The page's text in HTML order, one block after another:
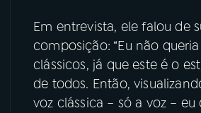
Em entrevista, ele falou de
composição: “Eu não
clássicos, já que este é o
de todos. Então,
voz clássica – só a voz – eu